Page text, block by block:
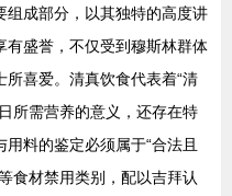
组成部分，以其独特的高度讲
有盛誉，不仅受到穆斯林群体
喜爱。清真饮食代表着“清
所需营养的意义，还存在特
料的鉴定必须属于“合法且
食材禁用类别，配以吉拜认